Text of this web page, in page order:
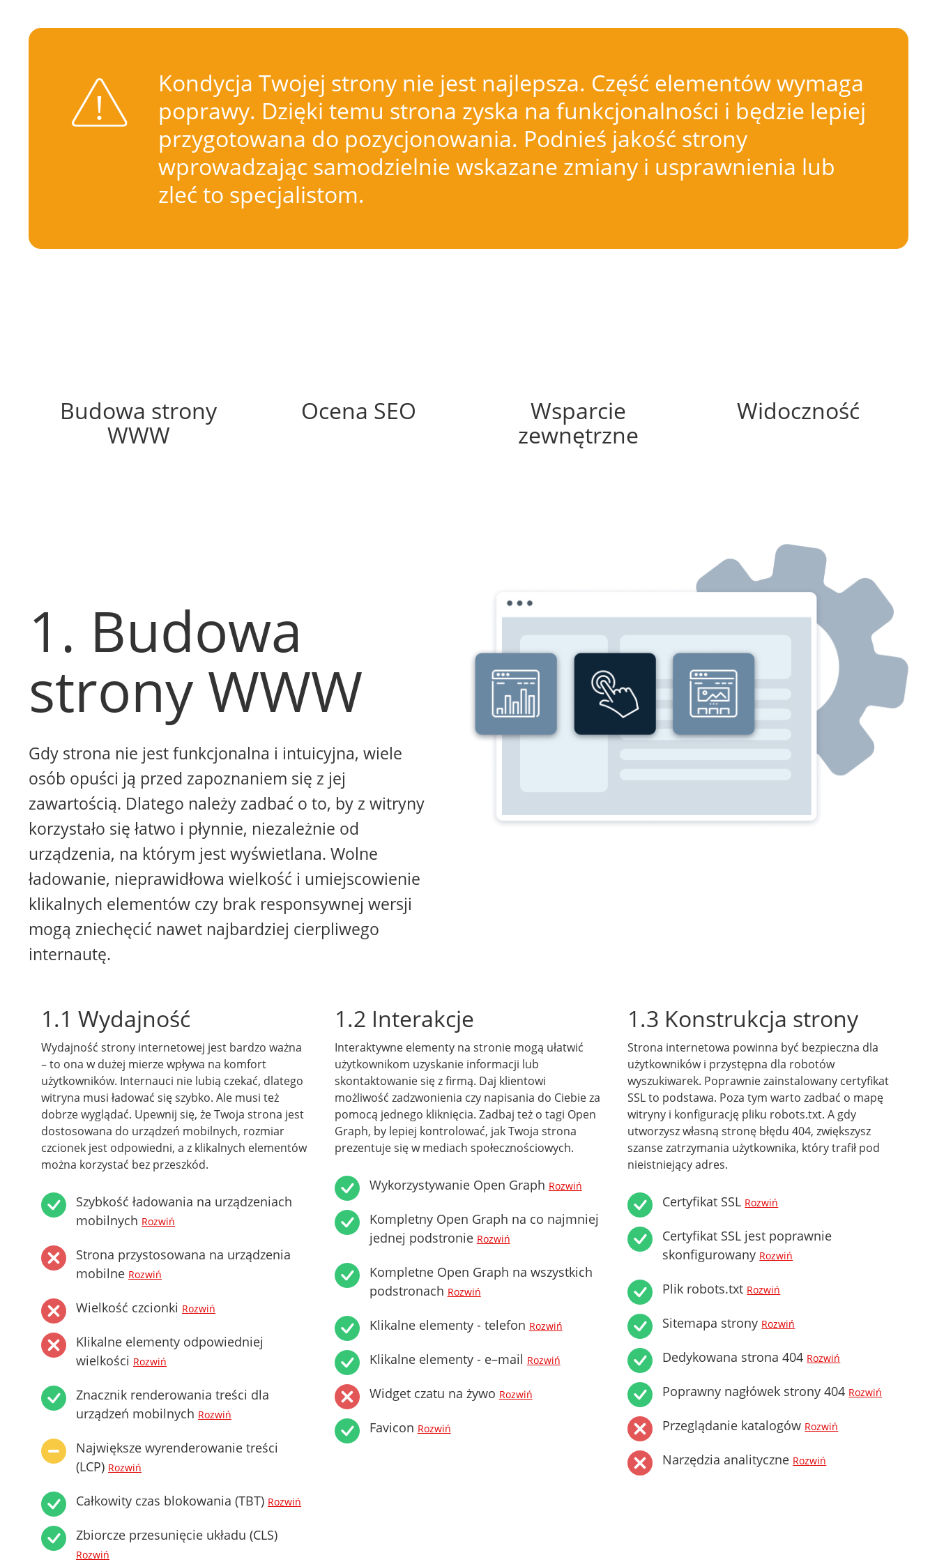
Kondycja Twojej strony nie jest najlepsza. Część elementów wymaga
poprawy. Dzięki temu strona zyska na funkcjonalności i będzie lepiej
przygotowana do pozycjonowania. Podnieś jakość strony
wprowadzając samodzielnie wskazane zmiany i usprawnienia lub
zleć to specjalistom.
Budowa strony
WWW
Ocena SEO
Wsparcie
zewnętrzne
Widoczność
1. Budowa
strony WWW
Gdy strona nie jest funkcjonalna i intuicyjna, wiele
osób opuści ją przed zapoznaniem się z jej
zawartością. Dlatego należy zadbać o to, by z witryny
korzystało się łatwo i płynnie, niezależnie od
urządzenia, na którym jest wyświetlana. Wolne
ładowanie, nieprawidłowa wielkość i umiejscowienie
klikalnych elementów czy brak responsywnej wersji
mogą zniechęcić nawet najbardziej cierpliwego
internautę.
1.1 Wydajność
Wydajność strony internetowej jest bardzo ważna
– to ona w dużej mierze wpływa na komfort
użytkowników. Internauci nie lubią czekać, dlatego
witryna musi ładować się szybko. Ale musi też
dobrze wyglądać. Upewnij się, że Twoja strona jest
dostosowana do urządzeń mobilnych, rozmiar
czcionek jest odpowiedni, a z klikalnych elementów
można korzystać bez przeszkód.
Szybkość ładowania na urządzeniach
mobilnych Rozwiń
Strona przystosowana na urządzenia
mobilne Rozwiń
Wielkość czcionki Rozwiń
Klikalne elementy odpowiedniej
wielkości Rozwiń
Znacznik renderowania treści dla
urządzeń mobilnych Rozwiń
Największe wyrenderowanie treści
(LCP) Rozwiń
Całkowity czas blokowania (TBT) Rozwiń
Zbiorcze przesunięcie układu (CLS)
Rozwiń
1.2 Interakcje
Interaktywne elementy na stronie mogą ułatwić
użytkownikom uzyskanie informacji lub
skontaktowanie się z firmą. Daj klientowi
możliwość zadzwonienia czy napisania do Ciebie za
pomocą jednego kliknięcia. Zadbaj też o tagi Open
Graph, by lepiej kontrolować, jak Twoja strona
prezentuje się w mediach społecznościowych.
Wykorzystywanie Open Graph Rozwiń
Kompletny Open Graph na co najmniej
jednej podstronie Rozwiń
Kompletne Open Graph na wszystkich
podstronach Rozwiń
Klikalne elementy - telefon Rozwiń
Klikalne elementy - e–mail Rozwiń
Widget czatu na żywo Rozwiń
Favicon Rozwiń
1.3 Konstrukcja strony
Strona internetowa powinna być bezpieczna dla
użytkowników i przystępna dla robotów
wyszukiwarek. Poprawnie zainstalowany certyfikat
SSL to podstawa. Poza tym warto zadbać o mapę
witryny i konfigurację pliku robots.txt. A gdy
utworzysz własną stronę błędu 404, zwiększysz
szanse zatrzymania użytkownika, który trafił pod
nieistniejący adres.
Certyfikat SSL Rozwiń
Certyfikat SSL jest poprawnie
skonfigurowany Rozwiń
Plik robots.txt Rozwiń
Sitemapa strony Rozwiń
Dedykowana strona 404 Rozwiń
Poprawny nagłówek strony 404 Rozwiń
Przeglądanie katalogów Rozwiń
Narzędzia analityczne Rozwiń